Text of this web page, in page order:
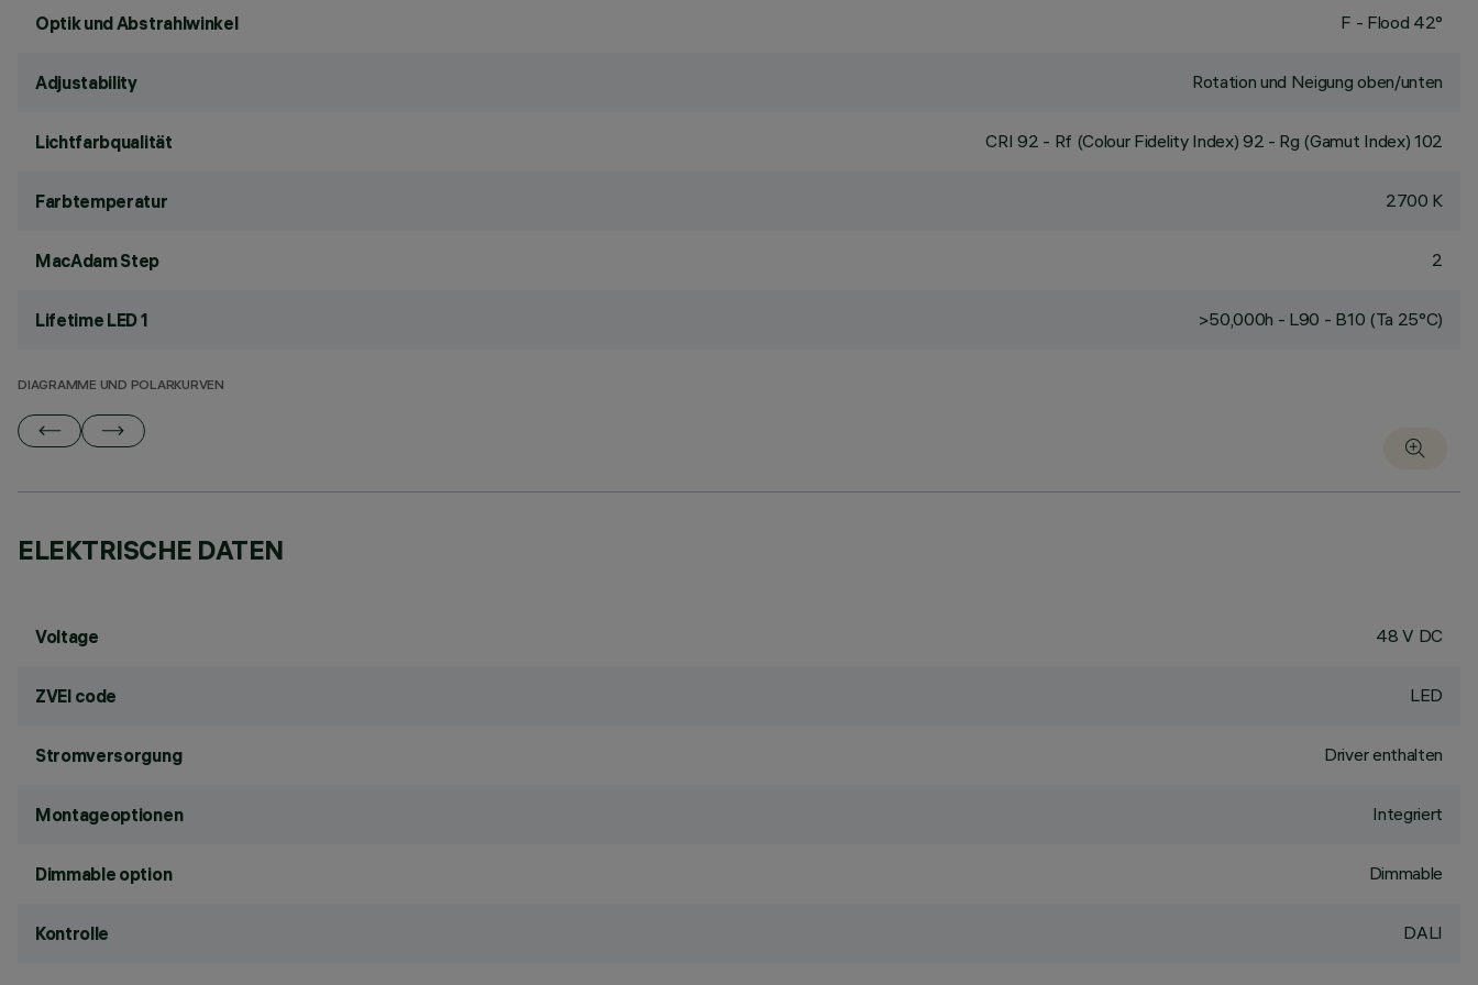
Optik und Abstrahlwinkel F - Flood 42°
Adjustability Rotation und Neigung oben/unten
Lichtfarbqualität CRI92 - Rf (Colour Fidelity Index) 92 - Rg (Gamut Index) 102
Farbtemperatur 2700 K
MacAdam Step 2
Lifetime LED 1 >50,000h - L90 - B10 (Ta 25°C)
DIAGRAMME UND POLARKURVEN
ELEKTRISCHE DATEN
Voltage 48 V DC
ZVEI code LED
Stromversorgung Driver enthalten
Montageoptionen Integriert
Dimmable option Dimmable
Kontrolle DALI